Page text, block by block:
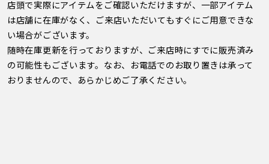
店頭で実際にアイテムをご確認いただけますが、一部アイテム
は店舗に在庫がなく、ご来店いただいてもすぐにご用意できな
い場合がございます。
随時在庫更新を行っておりますが、ご来店時にすでに販売済み
の可能性もございます。なお、お電話でのお取り置きは承って
おりませんので、あらかじめご了承ください。